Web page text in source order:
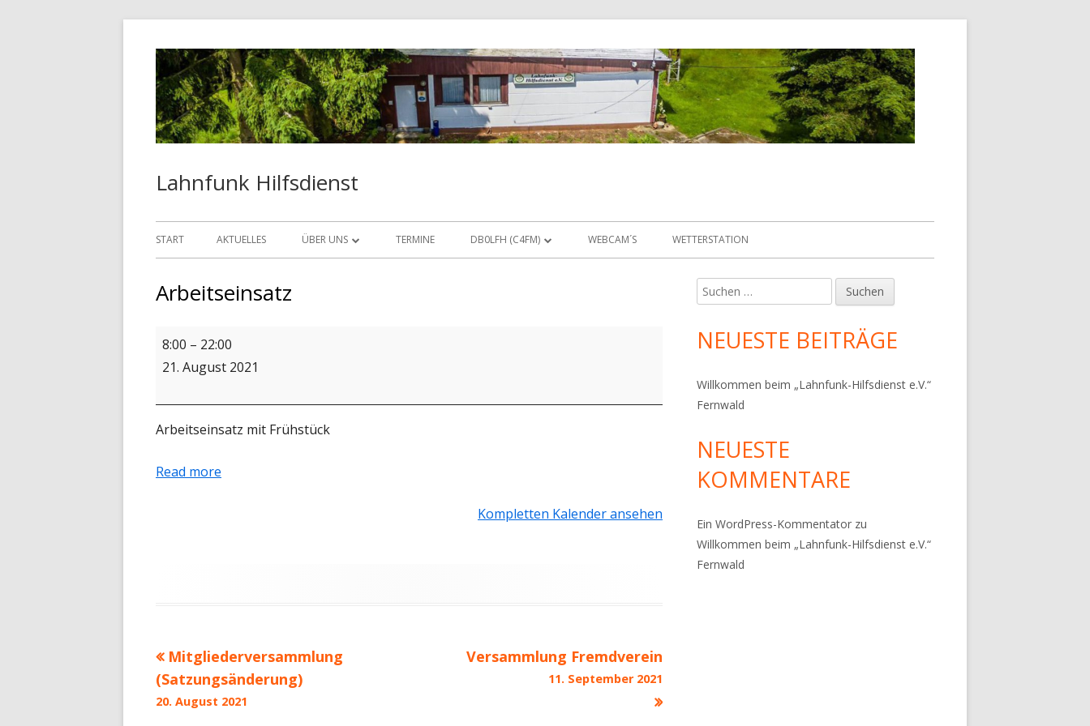
Lahnfunk Hilfsdienst
Primäres
START AKTUELLES ÜBER UNS TERMINE DB0LFH (C4FM) WEBCAM´S WETTERSTATION
Arbeitseinsatz
Arbeitseinsatz
8:00 – 22:00
21. August 2021
Arbeitseinsatz mit Frühstück
Read more
Kompletten Kalender ansehen
Beitragsnavigation
Mitgliederversammlung
(Satzungsänderung)
20. August 2021
Versammlung Fremdverein
11. September 2021
Haupt-
Seitenleiste
Suchen
nach:
NEUESTE BEITRÄGE
Willkommen beim „Lahnfunk-Hilfsdienst e.V.“
Fernwald
NEUESTE
KOMMENTARE
Ein WordPress-Kommentator zu
Willkommen beim „Lahnfunk-Hilfsdienst e.V.“
Fernwald